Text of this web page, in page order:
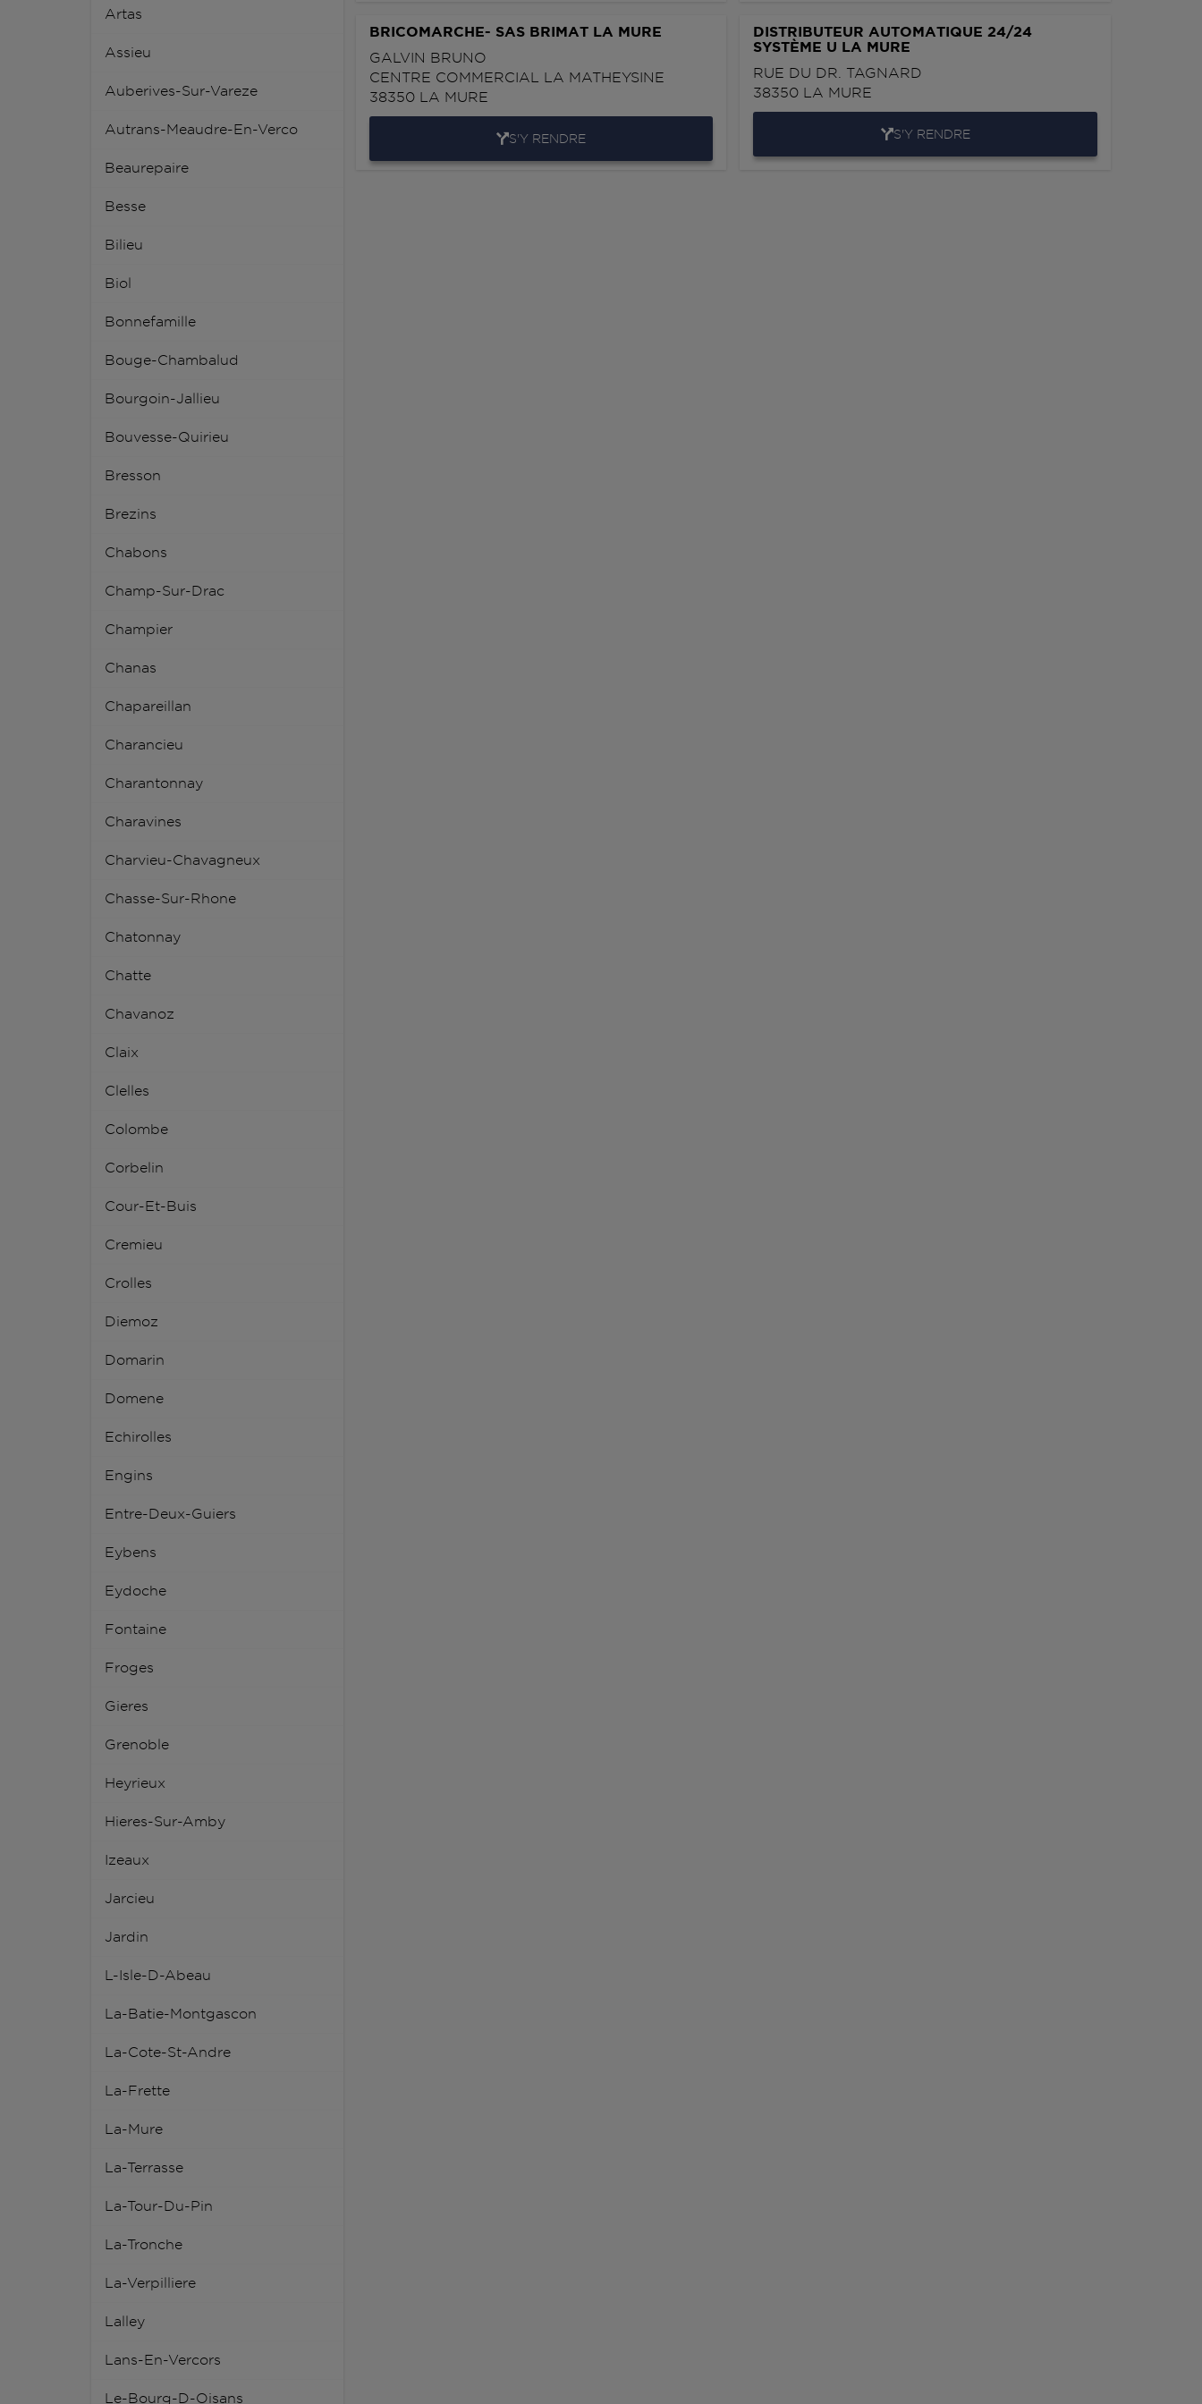
Artas
Assieu
Auberives-Sur-Vareze
Autrans-Meaudre-En-Verco
Beaurepaire
Besse
Bilieu
Biol
Bonnefamille
Bouge-Chambalud
Bourgoin-Jallieu
Bouvesse-Quirieu
Bresson
Brezins
Chabons
Champ-Sur-Drac
Champier
Chanas
Chapareillan
Charancieu
Charantonnay
Charavines
Charvieu-Chavagneux
Chasse-Sur-Rhone
Chatonnay
Chatte
Chavanoz
Claix
Clelles
Colombe
Corbelin
Cour-Et-Buis
Cremieu
Crolles
Diemoz
Domarin
Domene
Echirolles
Engins
Entre-Deux-Guiers
Eybens
Eydoche
Fontaine
Froges
Gieres
Grenoble
Heyrieux
Hieres-Sur-Amby
Izeaux
Jarcieu
Jardin
L-Isle-D-Abeau
La-Batie-Montgascon
La-Cote-St-Andre
La-Frette
La-Mure
La-Terrasse
La-Tour-Du-Pin
La-Tronche
La-Verpilliere
Lalley
Lans-En-Vercors
Le-Bourg-D-Oisans
BRICOMARCHE- SAS BRIMAT LA MURE
GALVIN BRUNO
CENTRE COMMERCIAL LA MATHEYSINE
38350 LA MURE
S'Y RENDRE
DISTRIBUTEUR AUTOMATIQUE 24/24
SYSTÈME U LA MURE
RUE DU DR. TAGNARD
38350 LA MURE
S'Y RENDRE